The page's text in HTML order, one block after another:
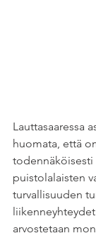
Lauttasaaressa
huomata, että
todennäköisesti
puistolalaisten
turvallisuuden
arvostetaan